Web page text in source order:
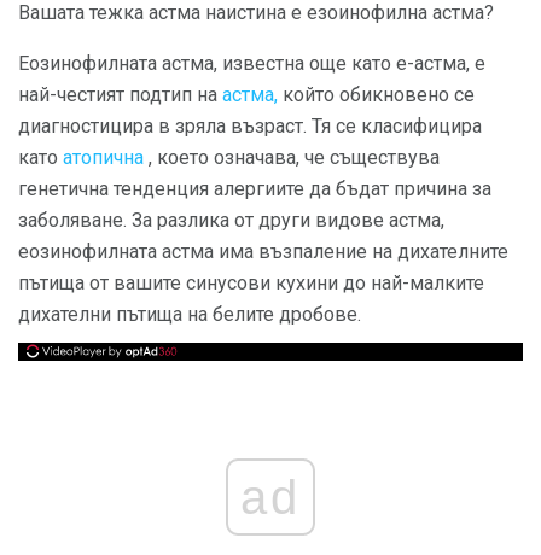
Вашата тежка астма наистина е езоинофилна астма?
Еозинофилната астма, известна още като е-астма, е
най-честият подтип на астма, който обикновено се
диагностицира в зряла възраст. Тя се класифицира
като атопична , което означава, че съществува
генетична тенденция алергиите да бъдат причина за
заболяване. За разлика от други видове астма,
еозинофилната астма има възпаление на дихателните
пътища от вашите синусови кухини до най-малките
дихателни пътища на белите дробове.
ad